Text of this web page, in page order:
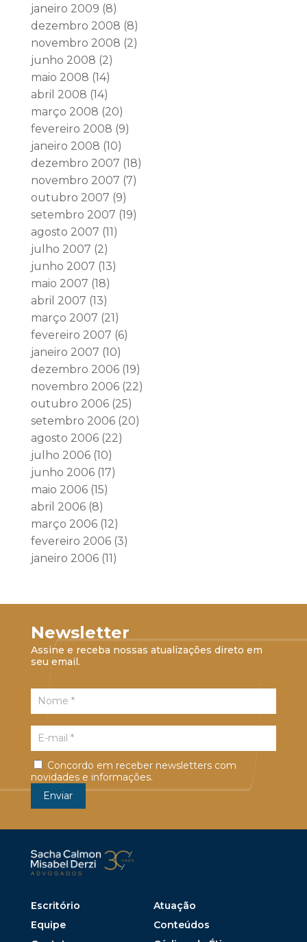
janeiro 2009 (8)
dezembro 2008 (8)
novembro 2008 (2)
junho 2008 (2)
maio 2008 (14)
abril 2008 (14)
março 2008 (20)
fevereiro 2008 (9)
janeiro 2008 (10)
dezembro 2007 (18)
novembro 2007 (7)
outubro 2007 (9)
setembro 2007 (19)
agosto 2007 (11)
julho 2007 (2)
junho 2007 (13)
maio 2007 (18)
abril 2007 (13)
março 2007 (21)
fevereiro 2007 (6)
janeiro 2007 (10)
dezembro 2006(19)
novembro 2006(22)
outubro 2006(25)
setembro 2006(20)
agosto 2006(22)
julho 2006(10)
junho 2006(17)
maio 2006(15)
abril 2006(8)
março 2006(12)
fevereiro 2006(3)
janeiro 2006(11)
Newsletter
Assine e receba nossas atualizações direto em
seu email.
Concordo em receber newsletters com
novidades e informações.
Escritório
Atuação
Equipe
Conteúdos